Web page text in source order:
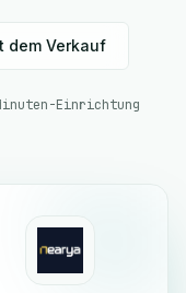
dem Verkauf
Einrichtung